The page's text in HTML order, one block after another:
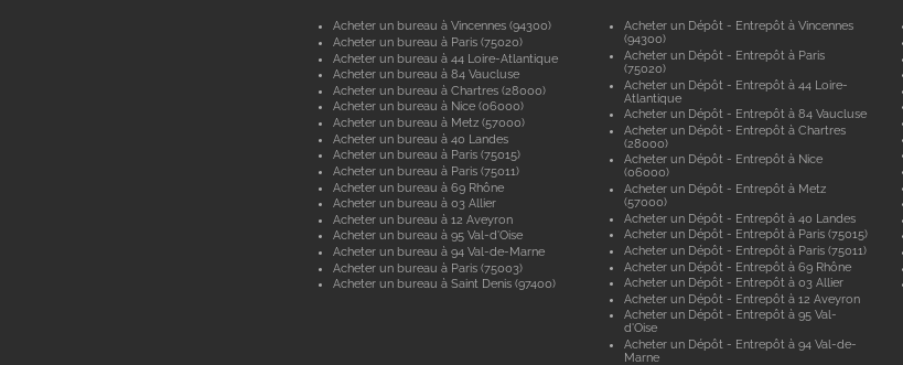
Acheter un bureau à Vincennes (94300)
Acheter un bureau à Paris (75020)
Acheter un bureau à 44 Loire-Atlantique
Acheter un bureau à 84 Vaucluse
Acheter un bureau à Chartres (28000)
Acheter un bureau à Nice (06000)
Acheter un bureau à Metz (57000)
Acheter un bureau à 40 Landes
Acheter un bureau à Paris (75015)
Acheter un bureau à Paris (75011)
Acheter un bureau à 69 Rhône
Acheter un bureau à 03 Allier
Acheter un bureau à 12 Aveyron
Acheter un bureau à 95 Val-d'Oise
Acheter un bureau à 94 Val-de-Marne
Acheter un bureau à Paris (75003)
Acheter un bureau à Saint Denis (97400)
Acheter un Dépôt - Entrepôt à Vincennes
(94300)
Acheter un Dépôt - Entrepôt à Paris
(75020)
Acheter un Dépôt - Entrepôt à 44 Loire-
Atlantique
Acheter un Dépôt - Entrepôt à 84 Vaucluse
Acheter un Dépôt - Entrepôt à Chartres
(28000)
Acheter un Dépôt - Entrepôt à Nice
(06000)
Acheter un Dépôt - Entrepôt à Metz
(57000)
Acheter un Dépôt - Entrepôt à 40 Landes
Acheter un Dépôt - Entrepôt à Paris (75015)
Acheter un Dépôt - Entrepôt à Paris (75011)
Acheter un Dépôt - Entrepôt à 69 Rhône
Acheter un Dépôt - Entrepôt à 03 Allier
Acheter un Dépôt - Entrepôt à 12 Aveyron
Acheter un Dépôt - Entrepôt à 95 Val-
d'Oise
Acheter un Dépôt - Entrepôt à 94 Val-de-
Marne